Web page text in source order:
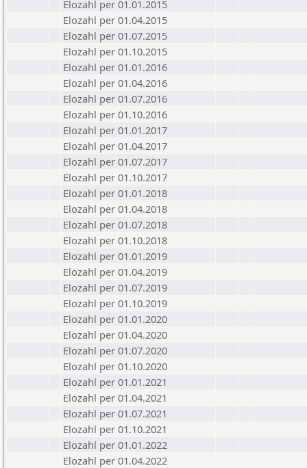
Elozahl per 01.01.2015
Elozahl per 01.04.2015
Elozahl per 01.07.2015
Elozahl per 01.10.2015
Elozahl per 01.01.2016
Elozahl per 01.04.2016
Elozahl per 01.07.2016
Elozahl per 01.10.2016
Elozahl per 01.01.2017
Elozahl per 01.04.2017
Elozahl per 01.07.2017
Elozahl per 01.10.2017
Elozahl per 01.01.2018
Elozahl per 01.04.2018
Elozahl per 01.07.2018
Elozahl per 01.10.2018
Elozahl per 01.01.2019
Elozahl per 01.04.2019
Elozahl per 01.07.2019
Elozahl per 01.10.2019
Elozahl per 01.01.2020
Elozahl per 01.04.2020
Elozahl per 01.07.2020
Elozahl per 01.10.2020
Elozahl per 01.01.2021
Elozahl per 01.04.2021
Elozahl per 01.07.2021
Elozahl per 01.10.2021
Elozahl per 01.01.2022
Elozahl per 01.04.2022